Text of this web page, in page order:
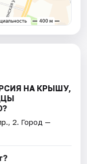
НА КРЫШУ,
2. Город —